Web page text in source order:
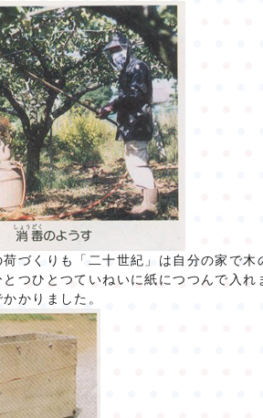
荷づくりも「二十世紀」は自分の家で
とつひとつていねいに紙につつんで入
かりました。